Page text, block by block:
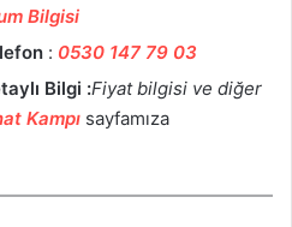
Bilgisi
: 0530 147 79 03
Bilgi :Fiyat bilgisi ve diğer
Kampı sayfamıza